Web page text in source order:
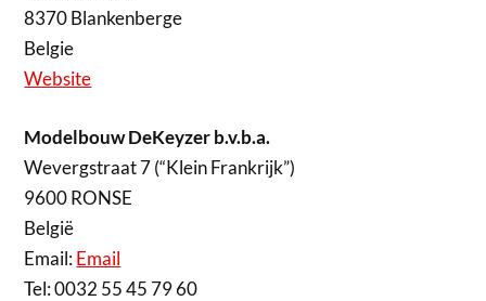
8370 Blankenberge
Belgie
Website
Modelbouw DeKeyzer b.v.b.a.
Wevergstraat 7 (“Klein Frankrijk”)
9600 RONSE
België
Email:Email
Tel: 0032 55 45 79 60